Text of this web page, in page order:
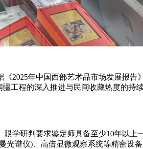
年中国西部艺术品市场发展报告
工程的深入推进与民间收藏热度的持
研判要求鉴定师具备至少10年以上
谱仪)、高倍显微观察系统等精密设